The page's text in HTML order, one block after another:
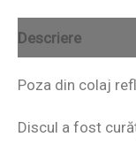
Descriere
Poza din colaj
Discul a fost